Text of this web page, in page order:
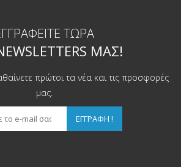
ΤΏΡΑ
ΜΑΣ!
πρώτοι τα νέα και τις προσφορές
μας.
ΕΓΓΡΑΦΉ !